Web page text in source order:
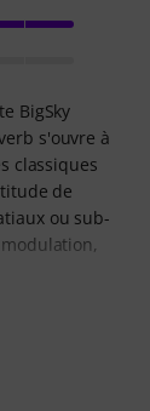
BigSky
s'ouvre à
classiques
de
ou sub-